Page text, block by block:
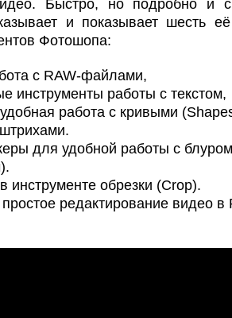
Быстро, но подробно и с
и показывает шесть
Фотошопа:
с RAW-файлами,
инструменты работы с текстом,
работа с кривыми
для удобной работы с блуром
инструменте обрезки (Crop).
редактирование видео в